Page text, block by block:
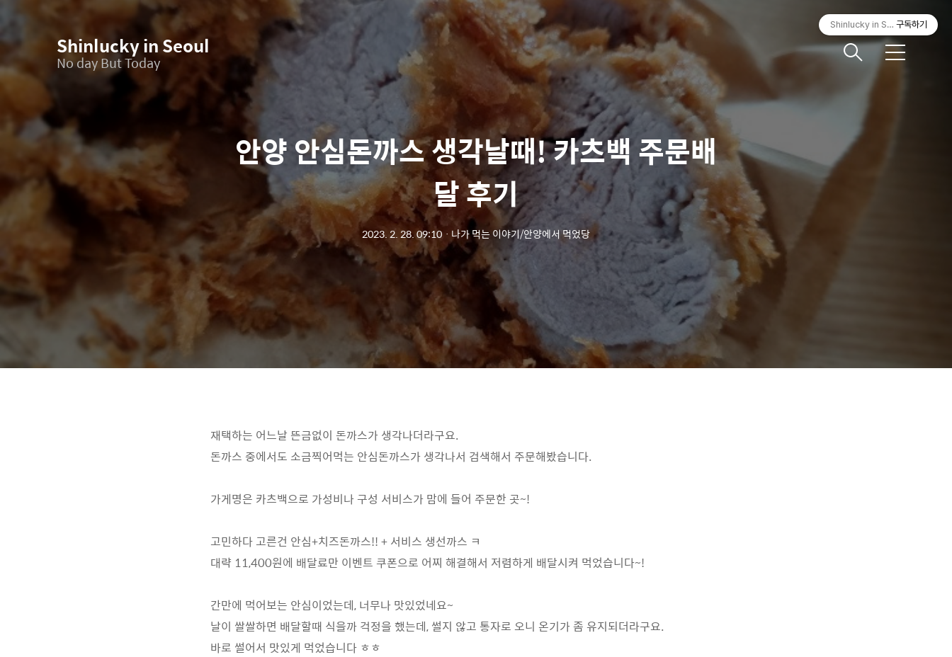
Shinlucky in Seoul
No day But Today 메
안양 안심돈까스 생각날때! 카츠백 주문배
달 후기
2023. 2. 28. 09:10ㆍ 나가 먹는 이야기/안양에서 먹었당
재택하는 어느날 뜬금없이 돈까스가 생각나더라구요.
돈까스 중에서도 소금찍어먹는 안심돈까스가 생각나서 검색해서 주문해봤습니다.
가게명은 카츠백으로 가성비나 구성 서비스가 맘에 들어 주문한 곳~!
고민하다 고른건 안심+치즈돈까스!! + 서비스 생선까스 ㅋ
대략 11,400원에 배달료만 이벤트 쿠폰으로 어찌 해결해서 저렴하게 배달시켜 먹었습니다~!
간만에 먹어보는 안심이었는데, 너무나 맛있었네요~
날이 쌀쌀하면 배달할때 식을까 걱정을 했는데, 썰지 않고 통자로 오니 온기가 좀 유지되더라구요.
바로 썰어서 맛있게 먹었습니다 ㅎㅎ
Shinlucky in Seoul구독하기